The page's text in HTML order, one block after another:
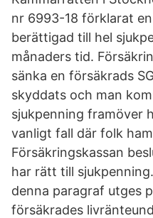
nr 6993-18 förklarat
berättigad till hel
månaders tid.
sänka en försäkrads
skyddats och man
sjukpenning framöver
vanligt fall där folk
Försäkringskassan
har rätt till
denna paragraf utges
försäkrades